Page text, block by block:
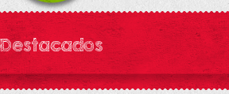
Destacados